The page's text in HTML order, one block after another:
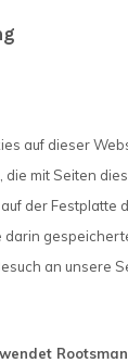
auf dieser
die mit Seiten
der Festplatte
darin
an unsere